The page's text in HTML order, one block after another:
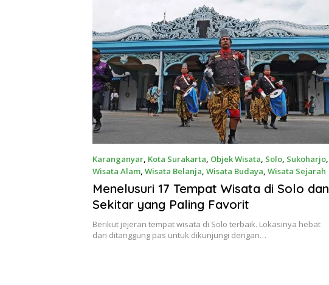
Karanganyar, Kota Surakarta, Objek Wisata, Solo, Sukoharjo,
Wisata Alam, Wisata Belanja, Wisata Budaya, Wisata Sejarah
17 April 2022
Menelusuri 17 Tempat Wisata di Solo dan
Sekitar yang Paling Favorit
Berikut jejeran tempat wisata di Solo terbaik. Lokasinya hebat
dan ditanggung pas untuk dikunjungi dengan…